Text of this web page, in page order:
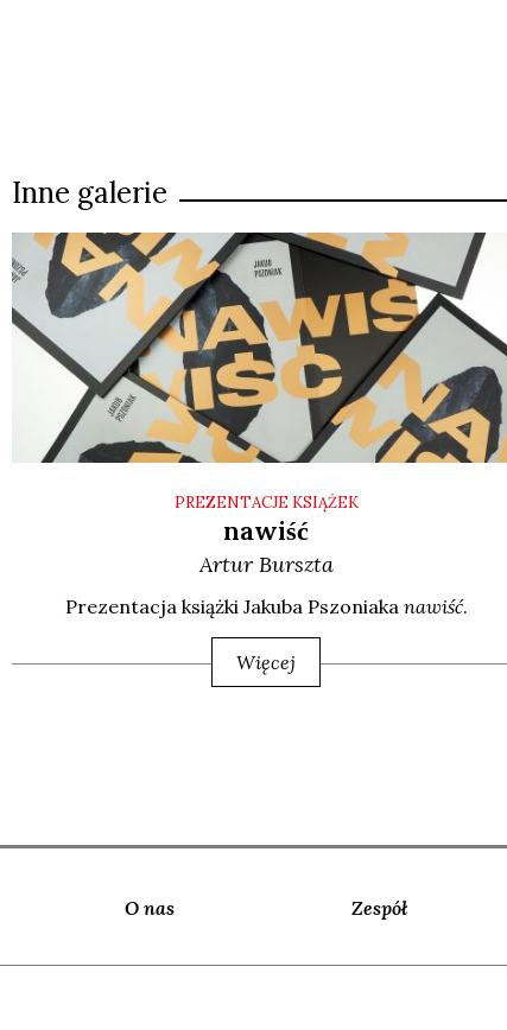
Inne galerie
PREZENTACJE KSIĄŻEK
nawiść
Artur Burszta
Pre­zen­ta­cja książ­ki Jaku­ba Pszo­nia­ka nawiść.
Więcej
O nas Zespół